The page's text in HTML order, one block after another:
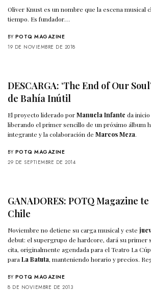
Oliver Knust es un nombre que la escena musical
tiempo. Es fundador…
BY POTQ MAGAZINE
19 DE NOVIEMBRE DE 2018
DESCARGA: ‘The End of Our
de Bahía Inútil
El proyecto liderado porManuela Infante da
liberando el primer sencillo de un próximo álbum
integrante y la colaboración deMarcos Meza.
BY POTQ MAGAZINE
29 DE SEPTIEMBRE DE 2014
GANADORES: POTQ Magazine
Chile
Noviembre no detiene su carga musical y este
debut: el supergrupo de hardcore, dará su primer
cita, originalmente agendada para el Teatro La
paraLa Batuta, manteniendo horario y precios.
BY POTQ MAGAZINE
8 DE NOVIEMBRE DE 2013